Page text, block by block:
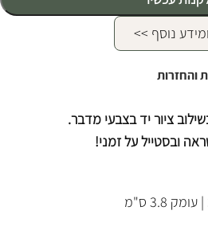
נוסף >>
והחזרות
ובסטייל על זמני!